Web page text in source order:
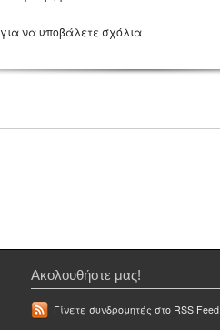
για να υποβάλετε σχόλια
Ακολουθήστε μας!
Γίνετε συνδρομητές στο RSS Feed